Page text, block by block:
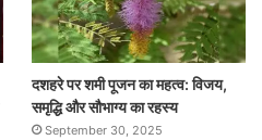
दशहरे पर शमी पूजन का महत्व: विजय,
समृद्धि और सौभाग्य का रहस्य
September 30, 2025